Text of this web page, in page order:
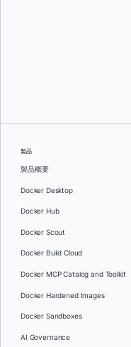
製品
製品概要
Docker Desktop
Docker Hub
Docker Scout
Docker Build Cloud
Docker MCP Catalog and Toolkit
Docker Hardened Images
Docker Sandboxes
AI Governance